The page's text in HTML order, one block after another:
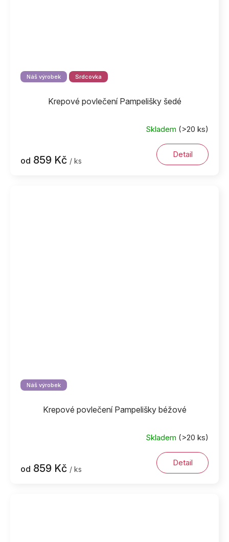
Náš výrobek Srdcovka
Krepové povlečení Pampelišky šedé
Skladem (>20 ks)
od 859 Kč / ks
Detail
Náš výrobek
Krepové povlečení Pampelišky béžové
Skladem (>20 ks)
od 859 Kč / ks
Detail